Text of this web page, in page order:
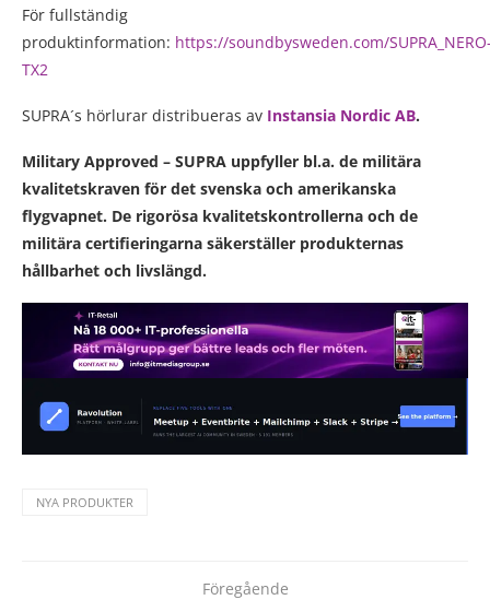
För fullständig
produktinformation: https://soundbysweden.com/
TX2
SUPRA´s hörlurar distribueras av Instansia Nordic AB.
Military Approved – SUPRA uppfyller bl.a. de militära
kvalitetskraven för det svenska och amerikanska
flygvapnet. De rigorösa kvalitetskontrollerna och de
militära certifieringarna säkerställer produkternas
hållbarhet och livslängd.
NYA PRODUKTER
Föregående